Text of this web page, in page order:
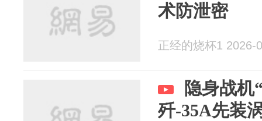
术防泄密
正经的烧杯1 2026-
隐身战机
歼-35A先装